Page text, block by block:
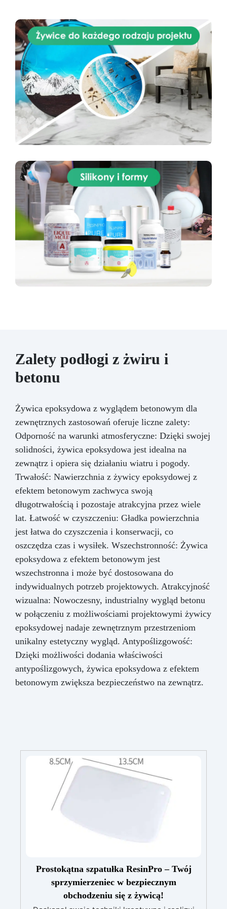
Zalety podłogi z żwiru i
betonu
Żywica epoksydowa z wyglądem betonowym dla
zewnętrznych zastosowań oferuje liczne zalety:
Odporność na warunki atmosferyczne: Dzięki swojej
solidności, żywica epoksydowa jest idealna na
zewnątrz i opiera się działaniu wiatru i pogody.
Trwałość: Nawierzchnia z żywicy epoksydowej z
efektem betonowym zachwyca swoją
długotrwałością i pozostaje atrakcyjna przez wiele
lat. Łatwość w czyszczeniu: Gładka powierzchnia
jest łatwa do czyszczenia i konserwacji, co
oszczędza czas i wysiłek. Wszechstronność: Żywica
epoksydowa z efektem betonowym jest
wszechstronna i może być dostosowana do
indywidualnych potrzeb projektowych. Atrakcyjność
wizualna: Nowoczesny, industrialny wygląd betonu
w połączeniu z możliwościami projektowymi żywicy
epoksydowej nadaje zewnętrznym przestrzeniom
unikalny estetyczny wygląd. Antypoślizgowość:
Dzięki możliwości dodania właściwości
antypoślizgowych, żywica epoksydowa z efektem
betonowym zwiększa bezpieczeństwo na zewnątrz.
Prostokątna szpatułka ResinPro – Twój
sprzymierzeniec w bezpiecznym
obchodzeniu się z żywicą!